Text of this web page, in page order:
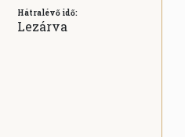
Hátralévő idő:
Lezárva